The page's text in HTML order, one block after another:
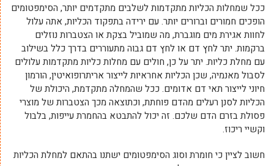
ככל שמחלות הכליות מתקדמות לשלבים מתקדמים יותר, הסימפטומים
הופכים חמורים וברורים יותר. עם ירידה בתפקוד הכליות, אתה עלול
לחוות אגירת מים מוגברת, מה שמוביל בצקת או הצטברות נוזלים
ברקמות. יתר לחץ דם או לחץ דם גבוה מתעוררים בדרך כלל בשילוב
עם מחלת כליות. יתר על כן, חולים עם מחלות כליות מתקדמות עלולים
לסבול מאנמיה, שכן הכליות אחראיות לייצור אריתרופואיטין, הורמון
חיוני לייצור תאי דם אדומים. ככל שהמחלה מתקדמת, היכולת של
הכליות לסנן רעלים מהדם פוחתת, וכתוצאה מכך הצטברות של מוצרי
פסולת בזרם הדם שלכם. זה יכול להתבטא בהחמרת עייפות, בלבול
וקשיי ריכוז.
חשוב לציין כי חומרת וסוג הסימפטומים ישתנו בהתאם למחלת הכליות